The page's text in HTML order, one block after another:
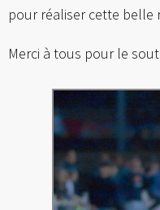
pour réaliser cette belle
Merci à tous pour le